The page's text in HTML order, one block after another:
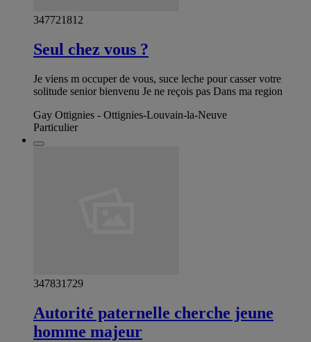
347721812
Seul chez vous ?
Je viens m occuper de vous, suce leche pour casser votre
solitude senior bienvenu Je ne reçois pas Dans ma region
Gay Ottignies - Ottignies-Louvain-la-Neuve
Particulier
347831729
Autorité paternelle cherche jeune
homme majeur